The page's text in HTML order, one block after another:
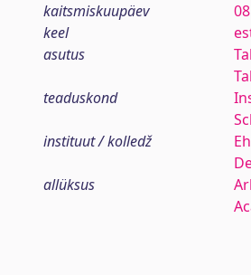
kaitsmiskuupäev
keel
asutus
teaduskond
instituut / kolledž
allüksus